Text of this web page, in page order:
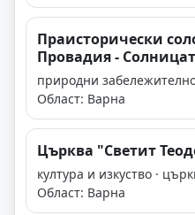
Праисторически
Провадия -
природни
Област: Варна
Църква "Светит
култура и изкуство ·
Област: Варна